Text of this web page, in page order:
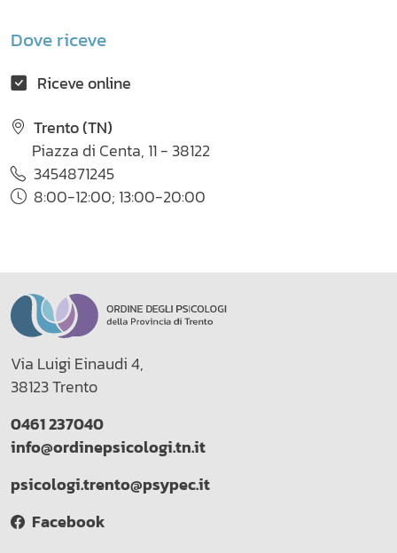
Dove riceve
Riceve online
Trento (TN)
Piazza di Centa, 11 - 38122
3454871245
8:00-12:00; 13:00-20:00
Via Luigi Einaudi 4,
38123 Trento
0461 237040
info@ordinepsicologi.tn.it
psicologi.trento@psypec.it
Facebook